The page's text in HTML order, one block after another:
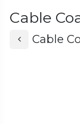
Cable
Cable